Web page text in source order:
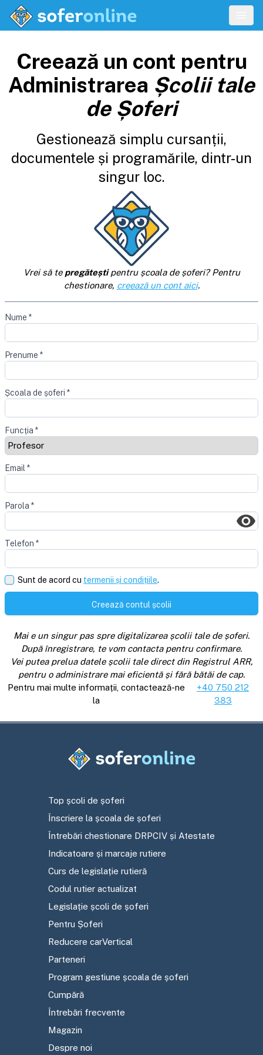
Creează un cont pentru
Administrarea Școlii tale
de Șoferi
Gestionează simplu cursanții,
documentele și programările, dintr-un
singur loc.
Vrei să te pregăteștipentru școala de șoferi? Pentru
chestionare, creează un cont aici.
Nume *
Prenume *
Școala de șoferi *
Funcția *
Email *
Parola *
Telefon *
Sunt de acord cu termenii și condițiile.
Creează contul școlii
Mai e un singur pas spre digitalizarea școlii tale de șoferi.
După înregistrare, te vom contacta pentru confirmare.
Vei putea prelua datele școlii tale direct din Registrul ARR,
pentru o administrare mai eficientă și fără bătăi de cap.
Pentru mai multe informații, contactează-ne
la
+40 750 212
383
Top școli de șoferi
Înscriere la școala de șoferi
Întrebări chestionare DRPCIV și Atestate
Indicatoare și marcaje rutiere
Curs de legislație rutieră
Codul rutier actualizat
Legislație școli de șoferi
Pentru Șoferi
Reducere carVertical
Parteneri
Program gestiune școala de șoferi
Cumpără
Întrebări frecvente
Magazin
Despre noi